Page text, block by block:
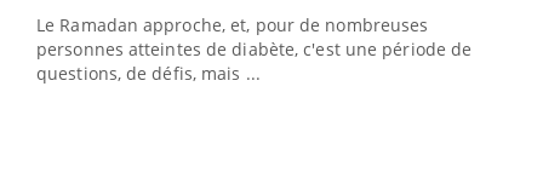
Le Ramadan approche, et, pour de nombreuses
personnes atteintes de diabète, c'est une période de
questions, de défis, mais ...